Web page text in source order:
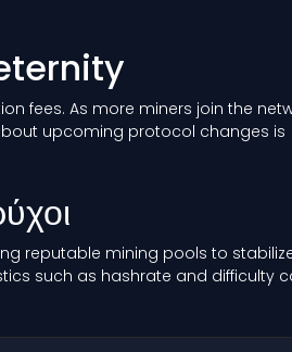
fees. As more miners join the
upcoming protocol changes is
reputable mining pools to
such as hashrate and difficulty